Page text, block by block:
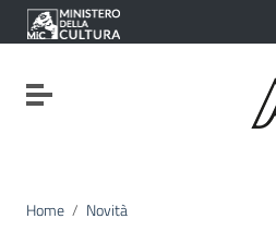
Vai ai contenuti
Vai al menu di navigazione
Vai al footer
Attiva / disattiva la navigazione
Home / Novità